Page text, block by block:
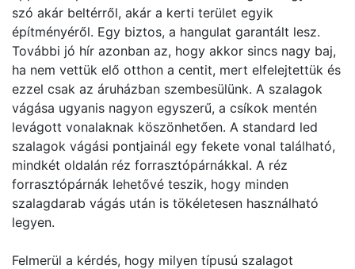
szó akár beltérről, akár a kerti terület egyik
építményéről. Egy biztos, a hangulat garantált lesz.
További jó hír azonban az, hogy akkor sincs nagy baj,
ha nem vettük elő otthon a centit, mert elfelejtettük és
ezzel csak az áruházban szembesülünk. A szalagok
vágása ugyanis nagyon egyszerű, a csíkok mentén
levágott vonalaknak köszönhetően. A standard led
szalagok vágási pontjainál egy fekete vonal található,
mindkét oldalán réz forrasztópárnákkal. A réz
forrasztópárnák lehetővé teszik, hogy minden
szalagdarab vágás után is tökéletesen használható
legyen.
Felmerül a kérdés, hogy milyen típusú szalagot